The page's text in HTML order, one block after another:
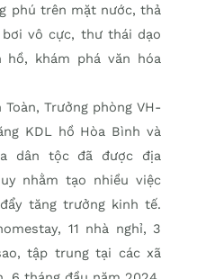
phú trên mặt nước, thả
vô cực, thư thái dạo
hồ, khám phá văn hóa
Trưởng phòng VH-
KDL hồ Hòa Bình và
dân tộc đã được địa
nhằm tạo nhiều việc
tăng trưởng kinh tế.
11 nhà nghỉ, 3
tập trung tại các xã